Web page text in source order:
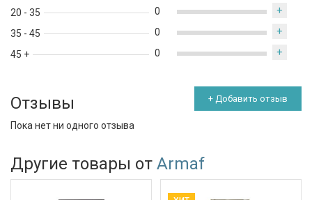
20 - 35
35 - 45
45 +
0 +
0 +
0 +
Отзывы + Добавить отзыв
Пока нет ни одного отзыва
Другие товары от Armaf